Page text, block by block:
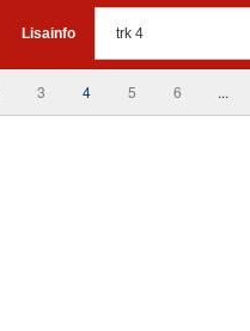
Lisainfo
3 4 5 6 ...